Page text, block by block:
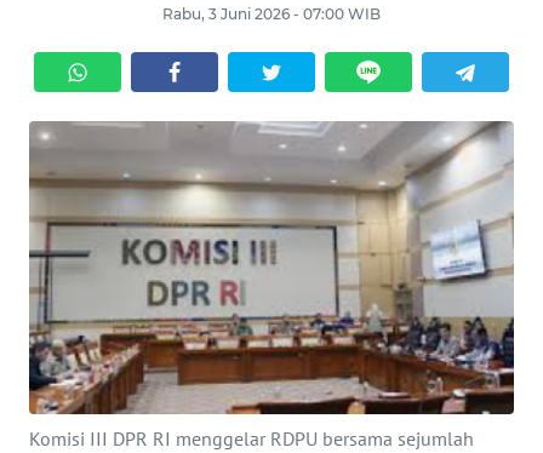
Rabu, 3 Juni 2026 - 07:00 WIB
Komisi III DPR RI menggelar RDPU bersama sejumlah
EKUIN
SAINS-TEKNO
KESEHATAN
INTERNASIONAL
SERBA-SERBI